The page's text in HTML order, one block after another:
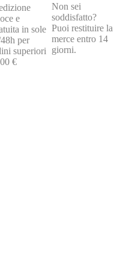
e
in sole
per
superiori
€
Non sei
soddisfatto?
Puoi restituire la
merce entro 14
giorni.